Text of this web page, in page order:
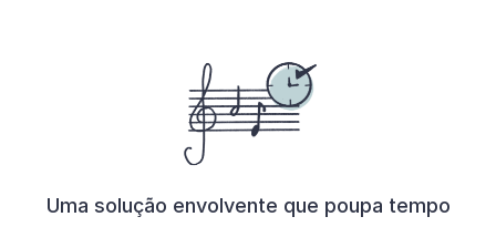
Uma solução envolvente que poupa tempo